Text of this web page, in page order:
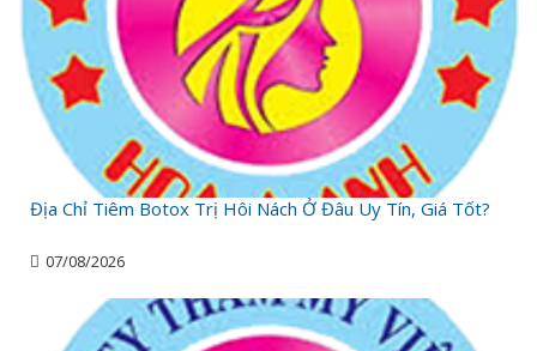
Địa Chỉ Tiêm Botox Trị Hôi Nách Ở Đâu Uy Tín, Giá Tốt?
07/08/2026